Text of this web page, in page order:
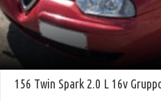
156 Twin Spark 2.0 L 16v